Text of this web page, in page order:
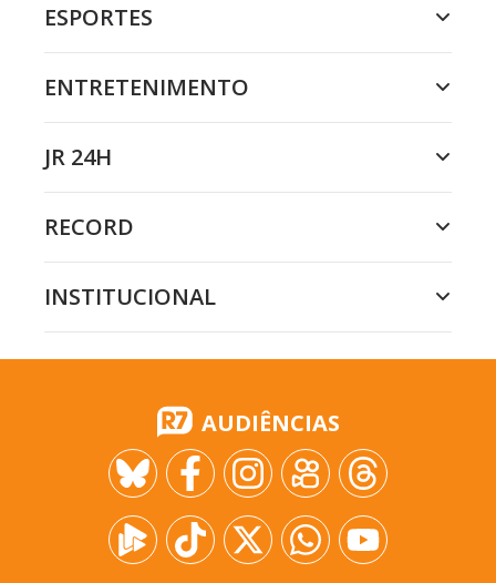
ESPORTES
ENTRETENIMENTO
JR 24H
RECORD
INSTITUCIONAL
AUDIÊNCIAS